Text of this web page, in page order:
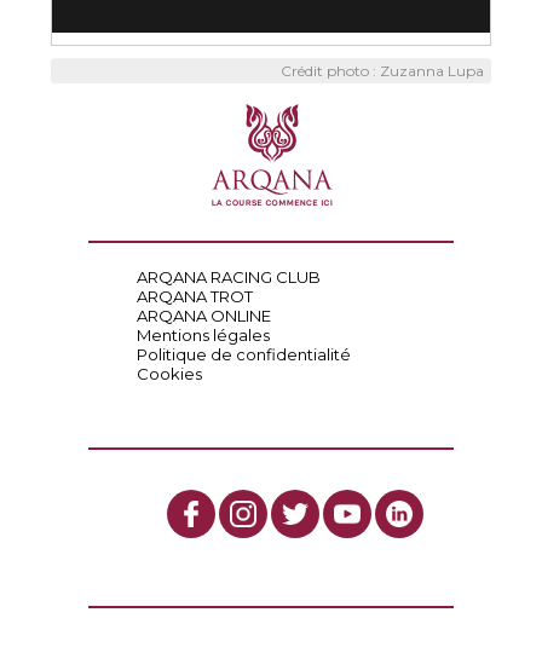
Crédit photo : Zuzanna Lupa
ARQANA RACING CLUB
ARQANA TROT
ARQANA ONLINE
Mentions légales
Politique de confidentialité
Cookies